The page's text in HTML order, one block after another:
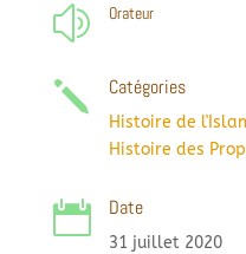
z Orateur
j Catégories
Histoire de
Histoire des
 Date
31 juillet 2020